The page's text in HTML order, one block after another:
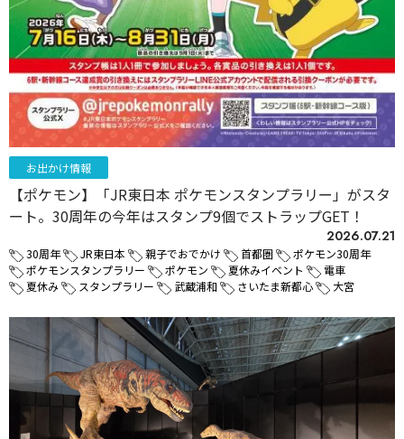
お出かけ情報
【ポケモン】「JR東日本 ポケモンスタンプラリー」がスタ
ート。30周年の今年はスタンプ9個でストラップGET！
2026.07.21
30周年 JR東日本 親子でおでかけ 首都圏
ポケモン30周年
ポケモンスタンプラリー
ポケモン 夏休みイベント
電車
夏休み
スタンプラリー 武蔵浦和 さいたま新都心 大宮